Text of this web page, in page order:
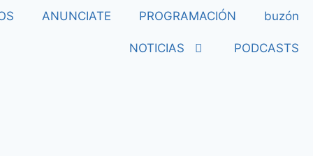
ANUNCIATE PROGRAMACIÓN buzón
NOTICIAS PODCASTS